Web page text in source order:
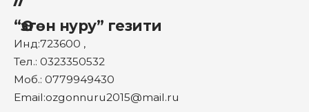
“Өзгөн нуру” гезити
Инд:723600 ,
Тел.: 0323350532
Моб.: 0779949430
Email:ozgonnuru2015@mail.ru